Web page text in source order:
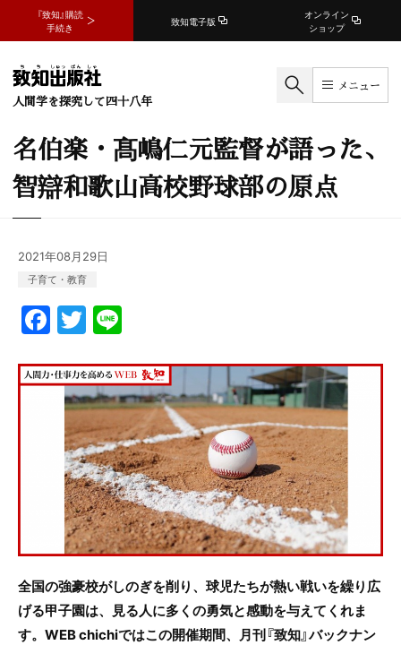
『致知』購読
手続き
致知電子版
オンライン
ショップ
人間学を探究して四十八年
メニュー
名伯楽・髙嶋仁元監督が語った、
智辯和歌山高校野球部の原点
2021年08月29日
子育て・教育
F
a
c
e
b
o
o
k
T
w
itt
er
e
全国の強豪校がしのぎを削り、球児たちが熱い戦いを繰り広
げる甲子園は、見る人に多くの勇気と感動を与えてくれま
す。WEBchichiではこの開催期間、月刊『致知』バックナン